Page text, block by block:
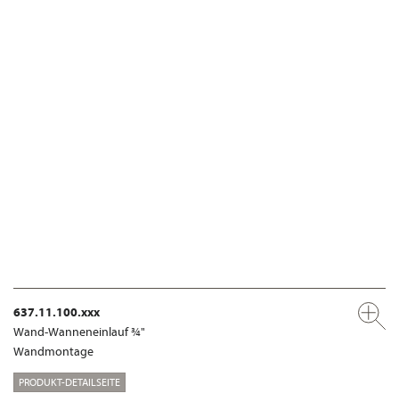
637.11.100.xxx
Wand-Wanneneinlauf ¾"
Wandmontage
PRODUKT-DETAILSEITE